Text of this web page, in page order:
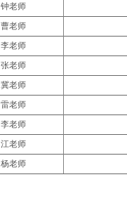
钟老师
曹老师
李老师
张老师
冀老师
雷老师
李老师
江老师
杨老师